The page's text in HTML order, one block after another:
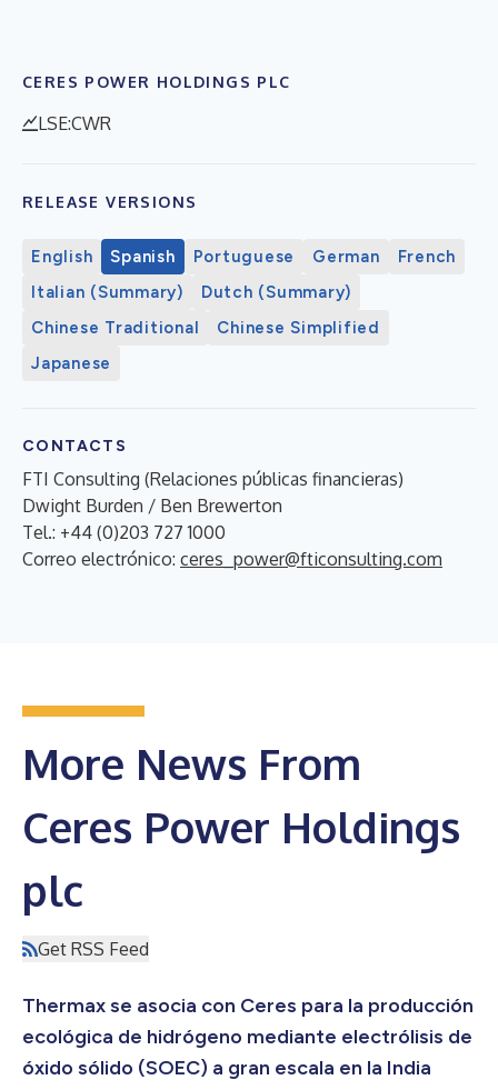
CERES POWER HOLDINGS PLC
LSE:CWR
RELEASE VERSIONS
English Spanish Portuguese German
French
Italian (Summary)
Dutch (Summary)
Chinese Traditional
Chinese Simplified
Japanese
CONTACTS
FTI Consulting (Relaciones públicas financieras)
Dwight Burden / Ben Brewerton
Tel.: +44 (0)203 727 1000
Correo electrónico: ceres_power@fticonsulting.com
More News From
Ceres Power Holdings
plc
Get RSS Feed
Thermax se asocia con Ceres para la producción
ecológica de hidrógeno mediante electrólisis de
óxido sólido (SOEC) a gran escala en la India